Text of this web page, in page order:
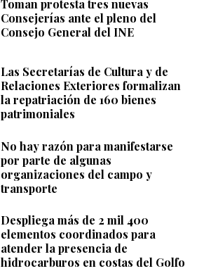
Toman protesta tres nuevas
Consejerías ante el pleno del
Consejo General del INE
Las Secretarías de Cultura y de
Relaciones Exteriores formalizan
la repatriación de 160 bienes
patrimoniales
No hay razón para manifestarse
por parte de algunas
organizaciones del campo y
transporte
Despliega más de 2 mil 400
elementos coordinados para
atender la presencia de
hidrocarburos en costas del Golfo